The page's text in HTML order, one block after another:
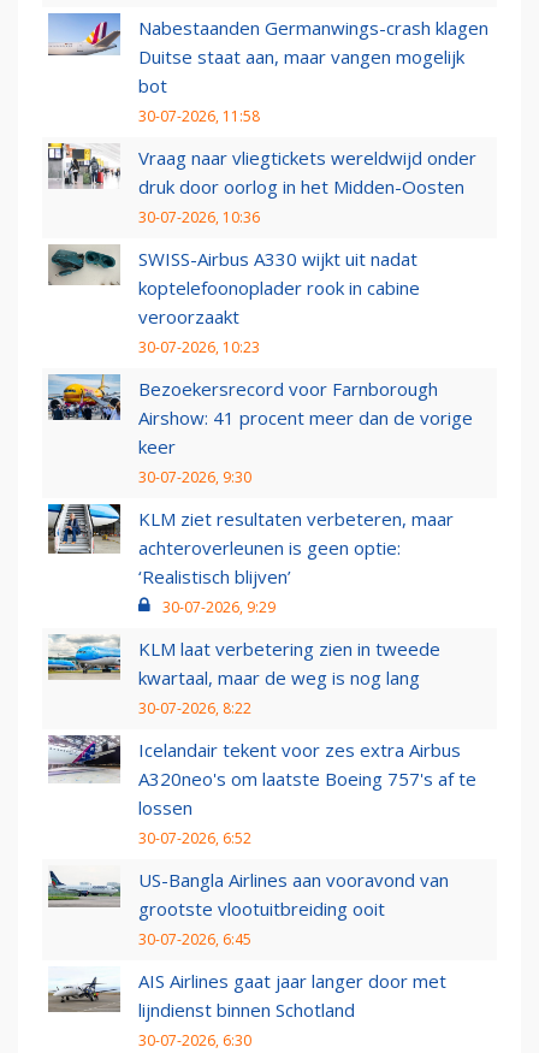
Nabestaanden Germanwings-crash klagen
Duitse staat aan, maar vangen mogelijk
bot
30-07-2026, 11:58
Vraag naar vliegtickets wereldwijd onder
druk door oorlog in het Midden-Oosten
30-07-2026, 10:36
SWISS-Airbus A330 wijkt uit nadat
koptelefoonoplader rook in cabine
veroorzaakt
30-07-2026, 10:23
Bezoekersrecord voor Farnborough
Airshow: 41 procent meer dan de vorige
keer
30-07-2026, 9:30
KLM ziet resultaten verbeteren, maar
achteroverleunen is geen optie:
‘Realistisch blijven’
30-07-2026, 9:29
KLM laat verbetering zien in tweede
kwartaal, maar de weg is nog lang
30-07-2026, 8:22
Icelandair tekent voor zes extra Airbus
A320neo's om laatste Boeing 757's af te
lossen
30-07-2026, 6:52
US-Bangla Airlines aan vooravond van
grootste vlootuitbreiding ooit
30-07-2026, 6:45
AIS Airlines gaat jaar langer door met
lijndienst binnen Schotland
30-07-2026, 6:30